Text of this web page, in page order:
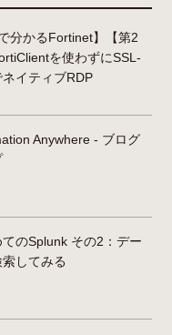
で分かるFortinet】【第2
を使わずにSSL-
ネイティブRDP
Anywhere - ブログ
てのSplunk その2：デー
索してみる